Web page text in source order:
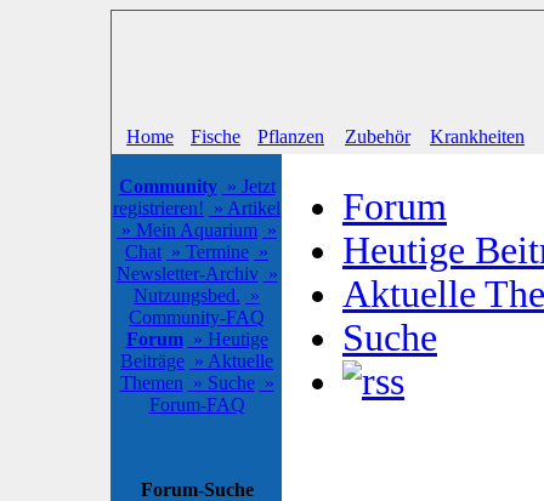
Home Fische Pflanzen Zubehör Krankheiten
Community » Jetzt
registrieren! » Artikel
» Mein Aquarium »
Chat » Termine »
Newsletter-Archiv »
Nutzungsbed. »
Community-FAQ
Forum » Heutige
Beiträge » Aktuelle
Themen » Suche »
Forum-FAQ
Forum-Suche
Forum
Heutige
Aktuelle
Suche